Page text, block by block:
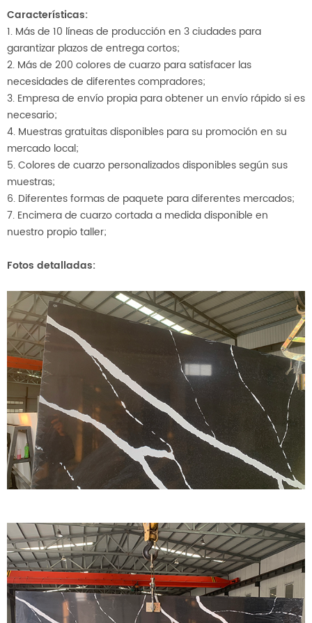
Características:
1. Más de 10 líneas de producción en 3 ciudades para
garantizar plazos de entrega cortos;
2. Más de 200 colores de cuarzo para satisfacer las
necesidades de diferentes compradores;
3. Empresa de envío propia para obtener un envío rápido si es
necesario;
4. Muestras gratuitas disponibles para su promoción en su
mercado local;
5. Colores de cuarzo personalizados disponibles según sus
muestras;
6. Diferentes formas de paquete para diferentes mercados;
7. Encimera de cuarzo cortada a medida disponible en
nuestro propio taller;
Fotos detalladas: